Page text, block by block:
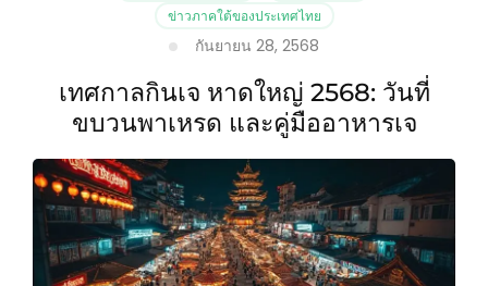
ข่าวภาคใต้ของประเทศไทย
กันยายน 28, 2568
เทศกาลกินเจ หาดใหญ่ 2568: วันที่
ขบวนพาเหรด และคู่มืออาหารเจ